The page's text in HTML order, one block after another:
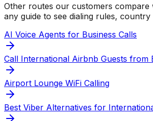
Other routes our customers compare
any guide to see dialing rules, country
AI Voice Agents for Business Calls
Call International Airbnb Guests from
Airport Lounge WiFi Calling
Best Viber Alternatives for